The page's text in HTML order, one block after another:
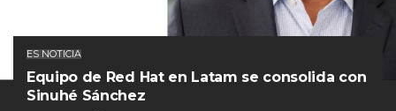
ES NOTICIA
Equipo de Red Hat en Latam se consolida con
Sinuhé Sánchez